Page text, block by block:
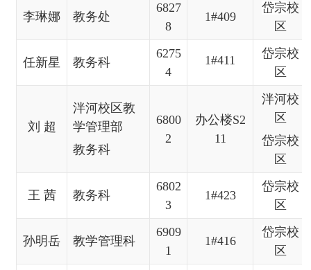
李琳娜 教务处
6827
8
1#409
岱宗校
区
任新星 教务科
6275
4
1#411 岱宗校
区
刘 超
泮河校区教
学管理部
教务科
6800
2
办公楼S2
11
泮河校
区
岱宗校
区
王 茜 教务科
6802
3
1#423
岱宗校
区
孙明岳 教学管理科
6909
1
1#416
岱宗校
区